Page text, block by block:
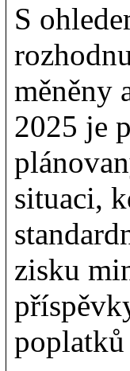
S
měněny
2025 je
situaci,
zisku